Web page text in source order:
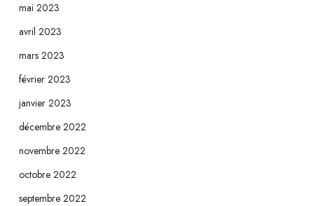
mai 2023
avril 2023
mars 2023
février 2023
janvier 2023
décembre 2022
novembre 2022
octobre 2022
septembre 2022